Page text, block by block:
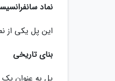
نماد
این پل یکی از
بنای تاریخی
پل به عنوان